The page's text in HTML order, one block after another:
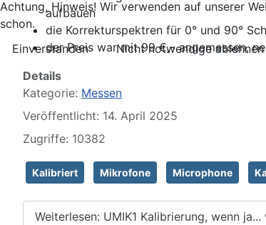
aufbauen
die Korrekturspektren für 0° und 90°
der Preis war mit 99 €‚¬ angemessen,
Details
Kategorie: Messen
Veröffentlicht: 14. April 2025
Zugriffe: 10382
Kalibriert Mikrofone Microphone
Weiterlesen: UMIK1 Kalibrierung, wenn
Achtung, Hinweis! Wir verwenden auf unserer
schon.
Einverstanden
Nicht notwendige ablehnen